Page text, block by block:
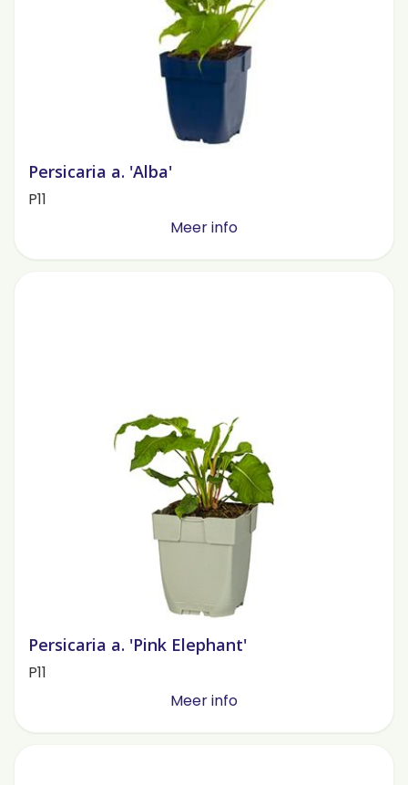
Persicaria a. 'Alba'
P11
Meer info
Persicaria a. 'Pink Elephant'
P11
Meer info